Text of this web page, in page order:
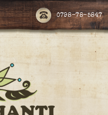
0798-78-5847